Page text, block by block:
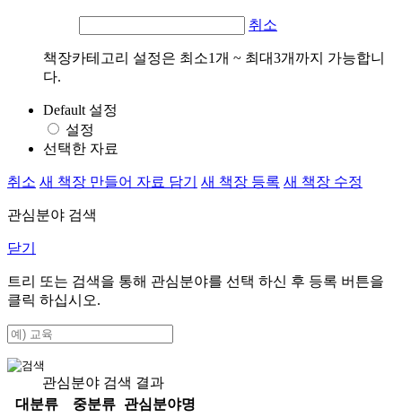
취소
책장카테고리 설정은 최소1개 ~ 최대3개까지 가능합니
다.
Default 설정
설정
선택한 자료
취소 새 책장 만들어 자료 담기 새 책장 등록 새 책장 수정
관심분야 검색
닫기
트리 또는 검색을 통해 관심분야를 선택 하신 후 등록 버튼을
클릭 하십시오.
관심분야 검색 결과
대분류
중분류
관심분야명